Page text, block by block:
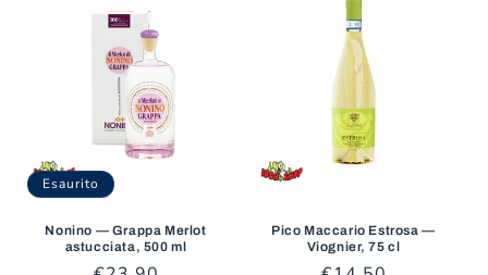
Esaurito
Nonino — Grappa Merlot
astucciata, 500 ml
Pico Maccario Estrosa —
Viognier, 75 cl